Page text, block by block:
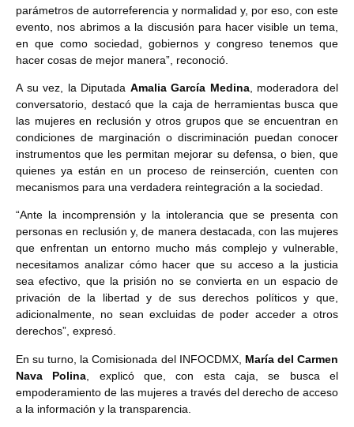
parámetros de autorreferencia y normalidad y, por eso, con este
evento, nos abrimos a la discusión para hacer visible un tema,
en que como sociedad, gobiernos y congreso tenemos que
hacer cosas de mejor manera”, reconoció.
A su vez, la Diputada Amalia García Medina, moderadora del
conversatorio, destacó que la caja de herramientas busca que
las mujeres en reclusión y otros grupos que se encuentran en
condiciones de marginación o discriminación puedan conocer
instrumentos que les permitan mejorar su defensa, o bien, que
quienes ya están en un proceso de reinserción, cuenten con
mecanismos para una verdadera reintegración a la sociedad.
“Ante la incomprensión y la intolerancia que se presenta con
personas en reclusión y, de manera destacada, con las mujeres
que enfrentan un entorno mucho más complejo y vulnerable,
necesitamos analizar cómo hacer que su acceso a la justicia
sea efectivo, que la prisión no se convierta en un espacio de
privación de la libertad y de sus derechos políticos y que,
adicionalmente, no sean excluidas de poder acceder a otros
derechos”, expresó.
En su turno, la Comisionada del INFOCDMX, María del Carmen
Nava Polina , explicó que, con esta caja, se busca el
empoderamiento de las mujeres a través del derecho de acceso
a la información y la transparencia.